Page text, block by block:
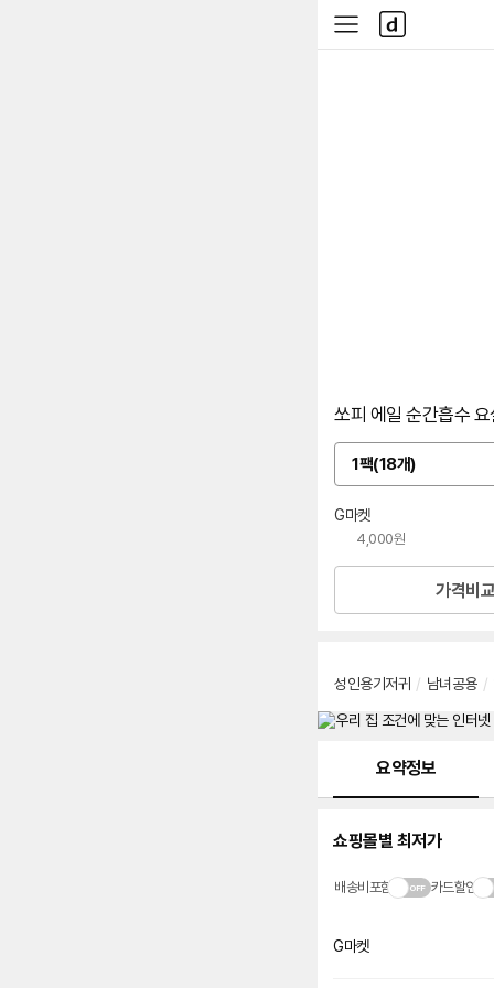
사
이
다
나
와
쏘피 에일 순간흡수
1팩(18개)
옵
션
선
택
G마켓
4,000원
가격비
성인용기저귀 / 남녀공용 /
요약정보
쇼핑몰별 최저가
배송비포함 카드할인
G마켓